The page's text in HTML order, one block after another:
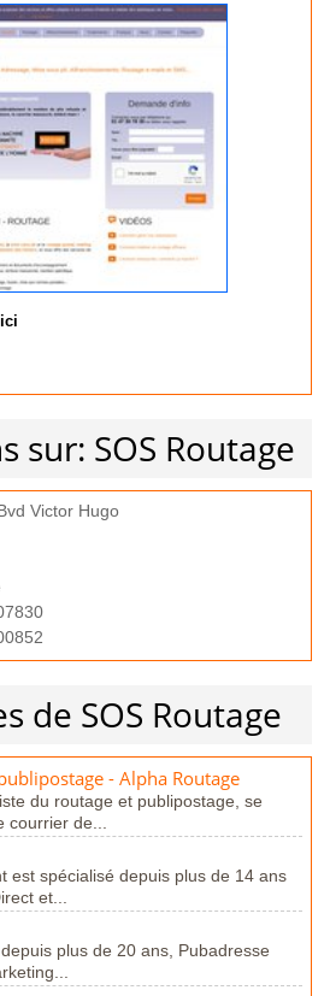
sur: SOS Routage
Victor Hugo
de SOS Routage
- Alpha Routage
du routage et publipostage, se
de...
est spécialisé depuis plus de 14 ans
et...
plus de 20 ans, Pubadresse